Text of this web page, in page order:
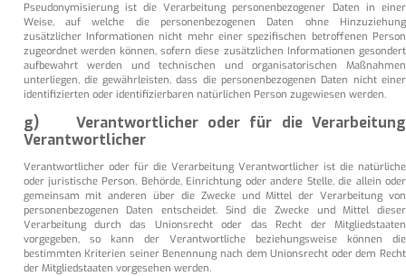
Pseudonymisierung ist die Verarbeitung personenbezogener Daten in einer
Weise, auf welche die personenbezogenen Daten ohne Hinzuziehung
zusätzlicher Informationen nicht mehr einer spezifischen betroffenen Person
zugeordnet werden können, sofern diese zusätzlichen Informationen gesondert
aufbewahrt werden und technischen und organisatorischen Maßnahmen
unterliegen, die gewährleisten, dass die personenbezogenen Daten nicht einer
identifizierten oder identifizierbaren natürlichen Person zugewiesen werden.
g) Verantwortlicher oder für die Verarbeitung
Verantwortlicher
Verantwortlicher oder für die Verarbeitung Verantwortlicher ist die natürliche
oder juristische Person, Behörde, Einrichtung oder andere Stelle, die allein oder
gemeinsam mit anderen über die Zwecke und Mittel der Verarbeitung von
personenbezogenen Daten entscheidet. Sind die Zwecke und Mittel dieser
Verarbeitung durch das Unionsrecht oder das Recht der Mitgliedstaaten
vorgegeben, so kann der Verantwortliche beziehungsweise können die
bestimmten Kriterien seiner Benennung nach dem Unionsrecht oder dem Recht
der Mitgliedstaaten vorgesehen werden.